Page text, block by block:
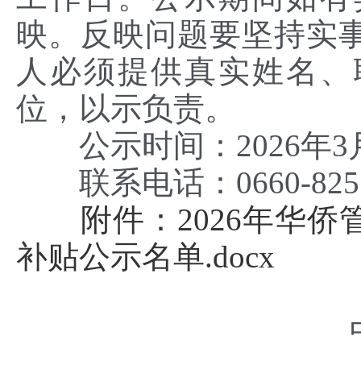
映。反映问题要坚持实
人必须提供真实姓名
位，以示负责。
公示时间：2026年3
联系电话：0660-
附件：2026年华侨
补贴公示名单.docx